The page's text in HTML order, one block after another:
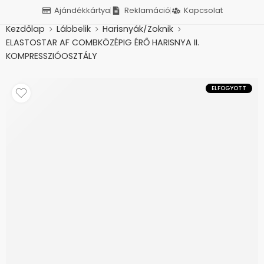
Ajándékkártya Reklamáció Kapcsolat
Kezdőlap Lábbelik
Harisnyák/Zoknik
ELASTOSTAR AF COMBKÖZÉPIG ÉRŐ HARISNYA II.
KOMPRESSZIÓOSZTÁLY
ELFOGYOTT